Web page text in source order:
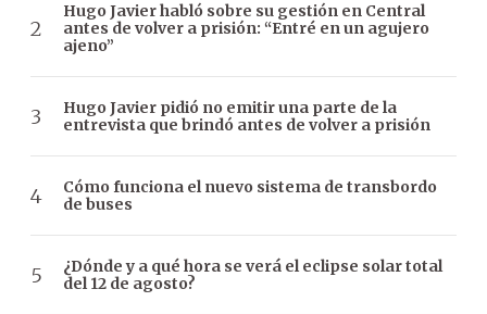
Hugo Javier habló sobre su gestión en Central
antes de volver a prisión: “Entré en un agujero
ajeno”
Hugo Javier pidió no emitir una parte de la
entrevista que brindó antes de volver a prisión
Cómo funciona el nuevo sistema de transbordo
de buses
¿Dónde y a qué hora se verá el eclipse solar total
del 12 de agosto?